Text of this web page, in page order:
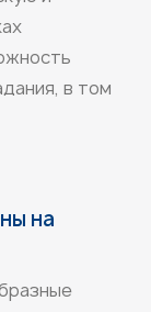
в том
на